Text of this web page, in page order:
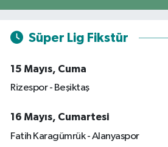
Süper Lig Fikstür
15 Mayıs, Cuma
Rizespor - Beşiktaş
16 Mayıs, Cumartesi
Fatih Karagümrük - Alanyaspor